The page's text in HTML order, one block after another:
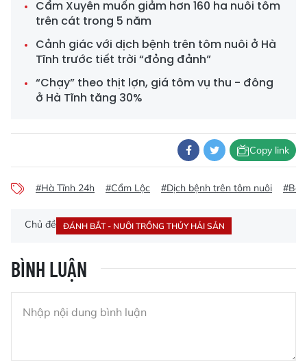
Cẩm Xuyên muốn giảm hơn 160 ha nuôi tôm
trên cát trong 5 năm
Cảnh giác với dịch bệnh trên tôm nuôi ở Hà
Tĩnh trước tiết trời “đỏng đảnh”
“Chạy” theo thịt lợn, giá tôm vụ thu - đông
ở Hà Tĩnh tăng 30%
Copy link
#Hà Tĩnh 24h #Cẩm Lộc #Dịch bệnh trên tôm nuôi
Chủ đề ĐÁNH BẮT - NUÔI TRỒNG THỦY HẢI SẢN
BÌNH LUẬN